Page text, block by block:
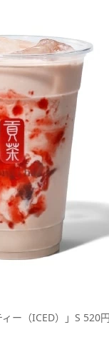
ィー（ICED）」S